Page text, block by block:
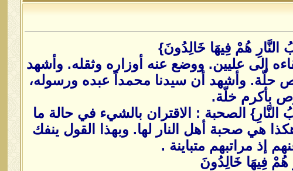
النَّارِ هُمْ فِيهَا خَالِدُونَ}
إلى عليين. ووضع عنه أوزاره وثقله. وأشهد
حلّة. وأشهد أن سيدنا محمداً عبده ورسوله،
بأكرم خلّة.
النَّارِ} الصحبة : الاقتران بالشيء في حالة ما
هي صحبة أهل النار لها. وبهذا القول ينفك
إذ مراتبهم متباينة .
هُمْ فِيهَا خَالِدُونَ